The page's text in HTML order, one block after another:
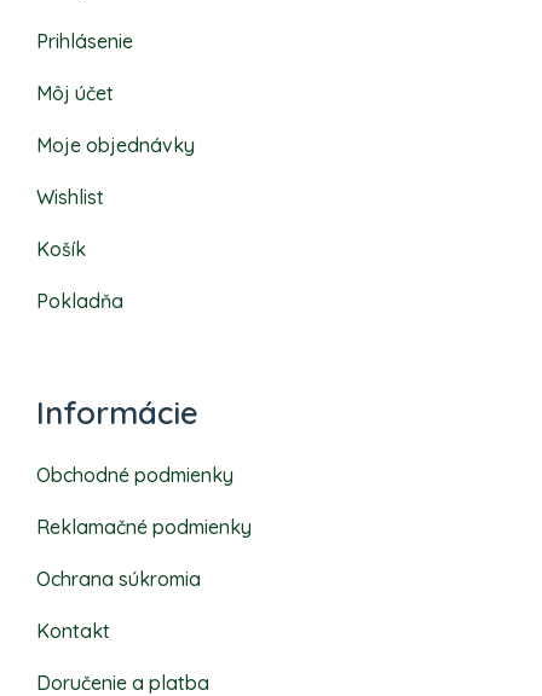
Prihlásenie
Môj účet
Moje objednávky
Wishlist
Košík
Pokladňa
Informácie
Obchodné podmienky
Reklamačné podmienky
Ochrana súkromia
Kontakt
Doručenie a platba